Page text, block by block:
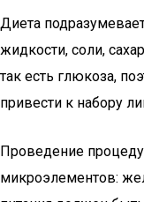
Диета
жидкости, соли,
так есть глюкоза,
привести к набору
Проведение
микроэлементов: